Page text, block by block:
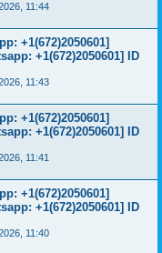
11:44
+1(672)2050601]
+1(672)2050601] ID
11:43
+1(672)2050601]
+1(672)2050601] ID
11:41
+1(672)2050601]
+1(672)2050601] ID
11:40